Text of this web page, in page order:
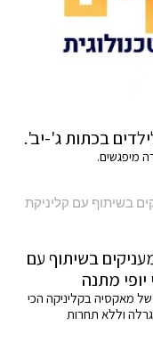
בכתות ג'-יב'.
בשיתוף עם
של מאקסיה בקליניקה הכי